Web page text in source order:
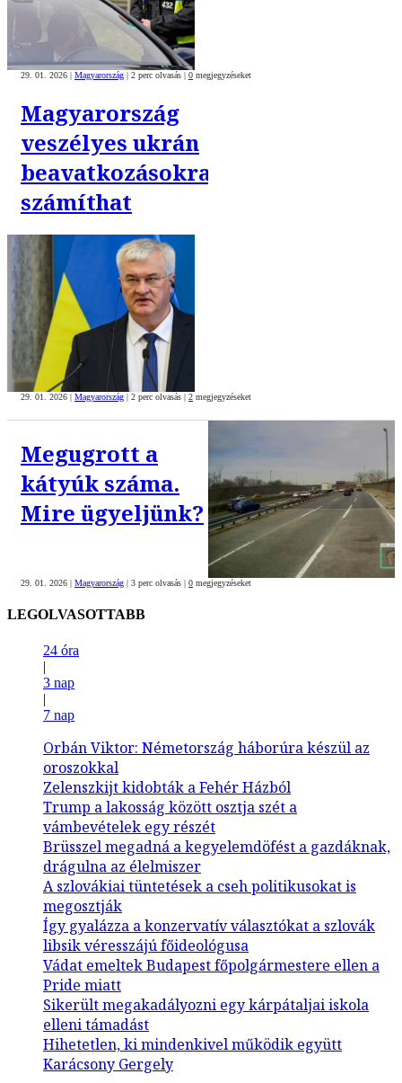
29. 01. 2026 | Magyarország | 2 perc olvasás | 0 megjegyzéseket
Magyarország
veszélyes ukrán
beavatkozásokra
számíthat
29. 01. 2026 | Magyarország | 2 perc olvasás | 2 megjegyzéseket
Megugrott a
kátyúk száma.
Mire ügyeljünk?
29. 01. 2026 | Magyarország | 3 perc olvasás | 0 megjegyzéseket
LEGOLVASOTTABB
24 óra
|
3 nap
|
7 nap